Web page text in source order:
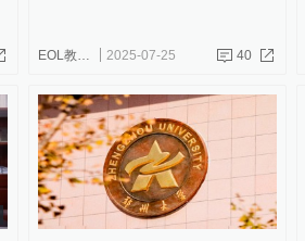
EOL教育在线 2025-07-25 40